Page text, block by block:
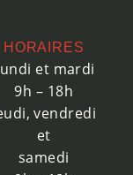
HORAIRES
et mardi
9h – 18h
vendredi
et
samedi